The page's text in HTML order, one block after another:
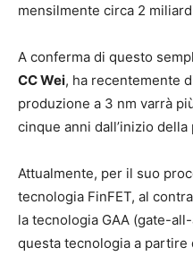
mensilmente circa 2
A conferma di questo
CC Wei, ha recentemente
produzione a 3 nm varrà
cinque anni dall’inizio
Attualmente, per il suo
tecnologia FinFET, al
la tecnologia GAA (gate-
questa tecnologia a partire